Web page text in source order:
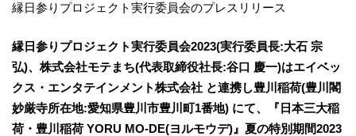
縁日参りプロジェクト実行委員会のプレスリリース
縁日参りプロジェクト実行委員会2023(実行委員長:大石 宗
弘)、株式会社モテまち(代表取締役社長:谷口 慶一)はエイベッ
クス・エンタテインメント株式会社 と連携し豊川稲荷(豊川閣
妙厳寺所在地:愛知県豊川市豊川町1番地) にて、『日本三大稲
荷・豊川稲荷 YORU MO-DE(ヨルモウデ)』夏の特別期間2023